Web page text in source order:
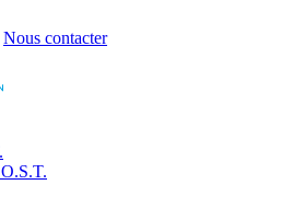
Nous contacter